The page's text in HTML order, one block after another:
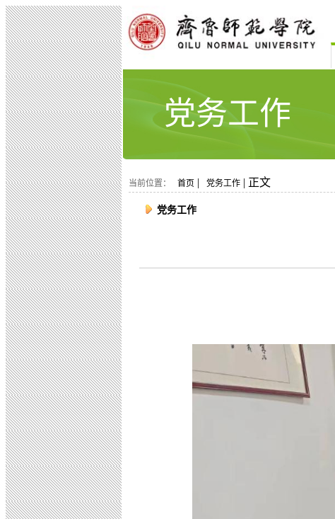
党务工作
当前位置： 首页 | 党务工作 | 正文
党务工作